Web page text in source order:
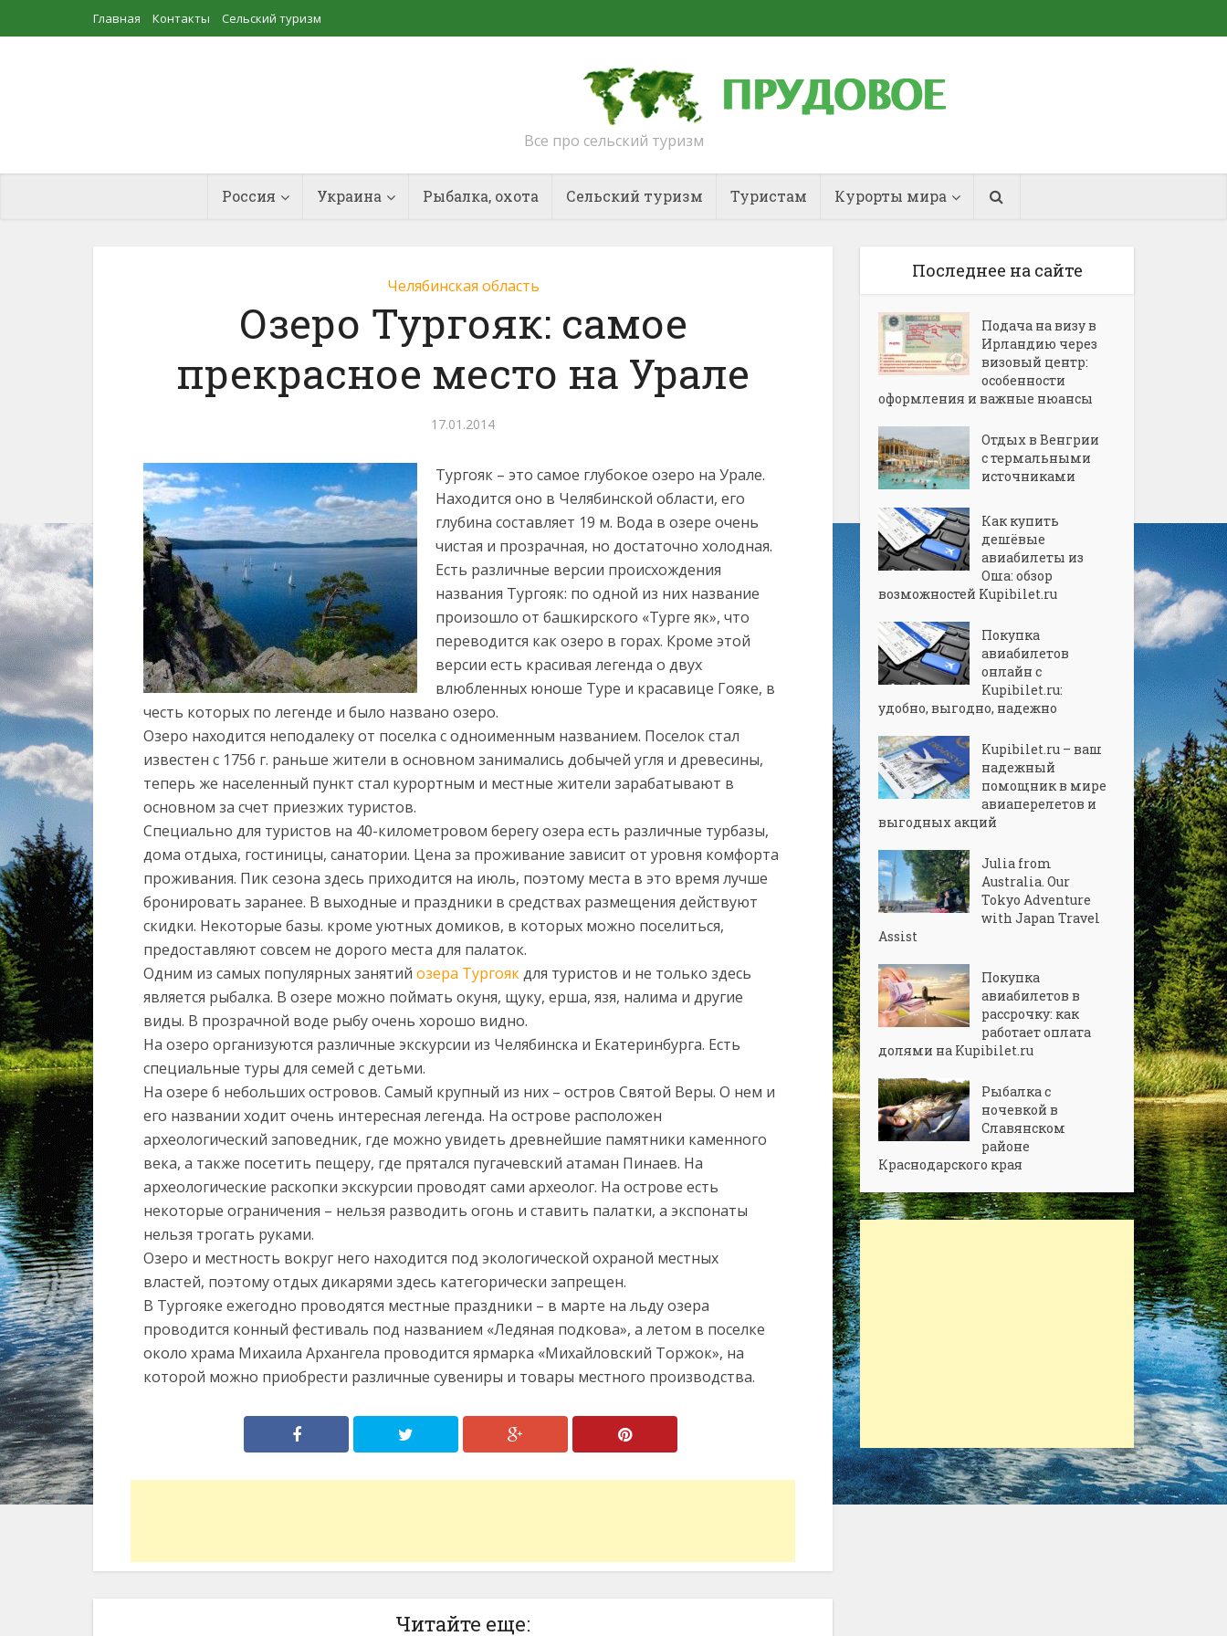
Главная Контакты Сельский туризм
Все про сельский туризм
Россия Украина Рыбалка, охота Сельский туризм Туристам Курорты мира
Челябинская область
Озеро Тургояк: самое
прекрасное место на Урале
17.01.2014
Тургояк – это самое глубокое озеро на Урале.
Находится оно в Челябинской области, его
глубина составляет 19 м. Вода в озере очень
чистая и прозрачная, но достаточно холодная.
Есть различные версии происхождения
названия Тургояк: по одной из них название
произошло от башкирского «Турге як», что
переводится как озеро в горах. Кроме этой
версии есть красивая легенда о двух
влюбленных юноше Туре и красавице Гояке, в
честь которых по легенде и было названо озеро.
Озеро находится неподалеку от поселка с одноименным названием. Поселок стал
известен с 1756 г. раньше жители в основном занимались добычей угля и древесины,
теперь же населенный пункт стал курортным и местные жители зарабатывают в
основном за счет приезжих туристов.
Специально для туристов на 40-километровом берегу озера есть различные турбазы,
дома отдыха, гостиницы, санатории. Цена за проживание зависит от уровня комфорта
проживания. Пик сезона здесь приходится на июль, поэтому места в это время лучше
бронировать заранее. В выходные и праздники в средствах размещения действуют
скидки. Некоторые базы. кроме уютных домиков, в которых можно поселиться,
предоставляют совсем не дорого места для палаток.
Одним из самых популярных занятий озера Тургоякдля туристов и не только здесь
является рыбалка. В озере можно поймать окуня, щуку, ерша, язя, налима и другие
виды. В прозрачной воде рыбу очень хорошо видно.
На озеро организуются различные экскурсии из Челябинска и Екатеринбурга. Есть
специальные туры для семей с детьми.
На озере 6 небольших островов. Самый крупный из них – остров Святой Веры. О нем и
его названии ходит очень интересная легенда. На острове расположен
археологический заповедник, где можно увидеть древнейшие памятники каменного
века, а также посетить пещеру, где прятался пугачевский атаман Пинаев. На
археологические раскопки экскурсии проводят сами археолог. На острове есть
некоторые ограничения – нельзя разводить огонь и ставить палатки, а экспонаты
нельзя трогать руками.
Озеро и местность вокруг него находится под экологической охраной местных
властей, поэтому отдых дикарями здесь категорически запрещен.
В Тургояке ежегодно проводятся местные праздники – в марте на льду озера
проводится конный фестиваль под названием «Ледяная подкова», а летом в поселке
около храма Михаила Архангела проводится ярмарка «Михайловский Торжок», на
которой можно приобрести различные сувениры и товары местного производства.
Читайте еще:
Последнее на сайте
Подача на визу в
Ирландию через
визовый центр:
особенности
оформления и важные нюансы
Отдых в Венгрии
с термальными
источниками
Как купить
дешёвые
авиабилеты из
Оша: обзор
возможностей Kupibilet.ru
Покупка
авиабилетов
онлайн с
Kupibilet.ru:
удобно, выгодно, надежно
Kupibilet.ru – ваш
надежный
помощник в мире
авиаперелетов и
выгодных акций
Julia from
Australia. Our
Tokyo Adventure
with Japan Travel
Assist
Покупка
авиабилетов в
рассрочку: как
работает оплата
долями на Kupibilet.ru
Рыбалка с
ночевкой в
Славянском
районе
Краснодарского края